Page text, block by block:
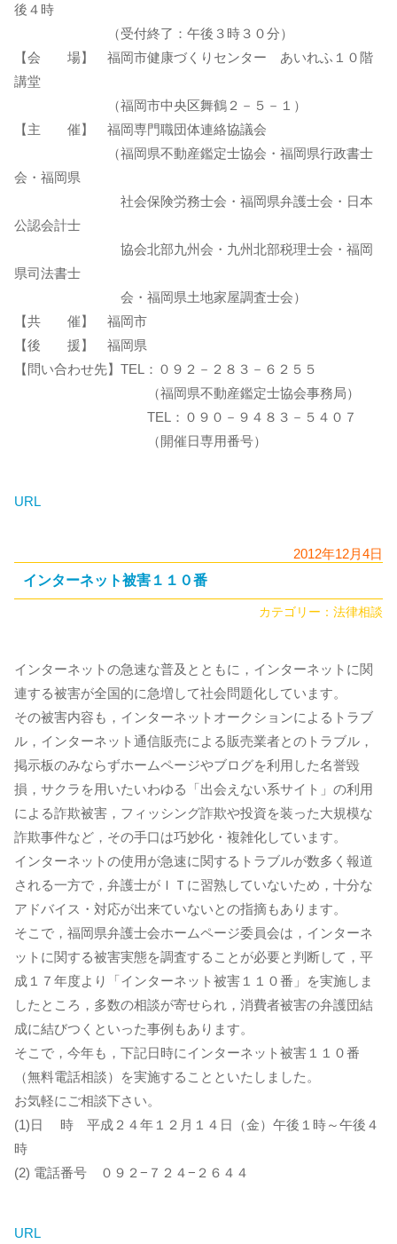
後４時
（受付終了：午後３時３０分）
【会 場】 福岡市健康づくりセンター あいれふ１０階
講堂
（福岡市中央区舞鶴２－５－１）
【主 催】 福岡専門職団体連絡協議会
（福岡県不動産鑑定士協会・福岡県行政書士
会・福岡県
社会保険労務士会・福岡県弁護士会・日本
公認会計士
協会北部九州会・九州北部税理士会・福岡
県司法書士
会・福岡県土地家屋調査士会）
【共 催】 福岡市
【後 援】 福岡県
【問い合わせ先】TEL：０９２－２８３－６２５５
（福岡県不動産鑑定士協会事務局）
TEL：０９０－９４８３－５４０７
（開催日専用番号）
URL
2012年12月4日
インターネット被害１１０番
カテゴリー： 法律相談
インターネットの急速な普及とともに，インターネットに関
連する被害が全国的に急増して社会問題化しています。
その被害内容も，インターネットオークションによるトラブ
ル，インターネット通信販売による販売業者とのトラブル，
掲示板のみならずホームページやブログを利用した名誉毀
損，サクラを用いたいわゆる「出会えない系サイト」の利用
による詐欺被害，フィッシング詐欺や投資を装った大規模な
詐欺事件など，その手口は巧妙化・複雑化しています。
インターネットの使用が急速に関するトラブルが数多く報道
される一方で，弁護士がＩＴに習熟していないため，十分な
アドバイス・対応が出来ていないとの指摘もあります。
そこで，福岡県弁護士会ホームページ委員会は，インターネ
ットに関する被害実態を調査することが必要と判断して，平
成１７年度より「インターネット被害１１０番」を実施しま
したところ，多数の相談が寄せられ，消費者被害の弁護団結
成に結びつくといった事例もあります。
そこで，今年も，下記日時にインターネット被害１１０番
（無料電話相談）を実施することといたしました。
お気軽にご相談下さい。
(1)日 時 平成２４年１２月１４日（金）午後１時～午後４
時
(2) 電話番号 ０９２−７２４−２６４４
URL